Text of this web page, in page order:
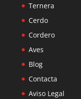
Ternera
Cerdo
Cordero
Aves
Blog
Contacta
Aviso Legal